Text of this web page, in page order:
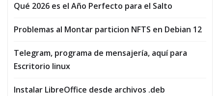
Qué 2026 es el Año Perfecto para el Salto
Problemas al Montar particion NFTS en Debian 12
Telegram, programa de mensajería, aquí para
Escritorio linux
Instalar LibreOffice desde archivos .deb